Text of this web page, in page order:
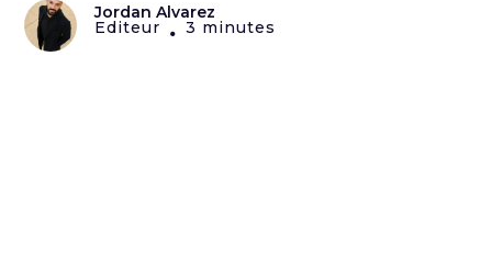
Jordan Alvarez
Editeur • 3 minutes